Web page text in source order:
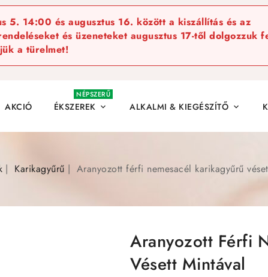
5. 14:00 és augusztus 16. között a kiszállítás és az
és üzeneteket augusztus 17-től dolgozzuk
a türelmet!
AKCIÓ ÉKSZEREK 
NÉPSZERŰ
ALKALMI & KIEGÉSZÍTŐ 
Karikagyűrű Aranyozott férfi nemesacél karikagyűrű
Aranyozott Férfi
Vésett Mintával